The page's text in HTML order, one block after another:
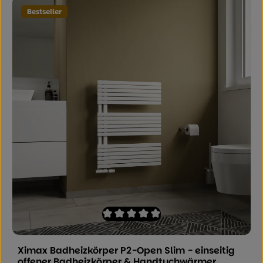
Bestseller
Durchschnittliche Bewertung von 0
Ximax Badheizkörper P2-Open Slim - einseitig